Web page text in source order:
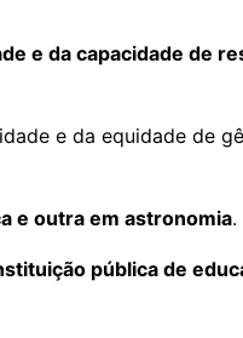
e da capacidade de
e da equidade de
e outra em astronomia.
pública de